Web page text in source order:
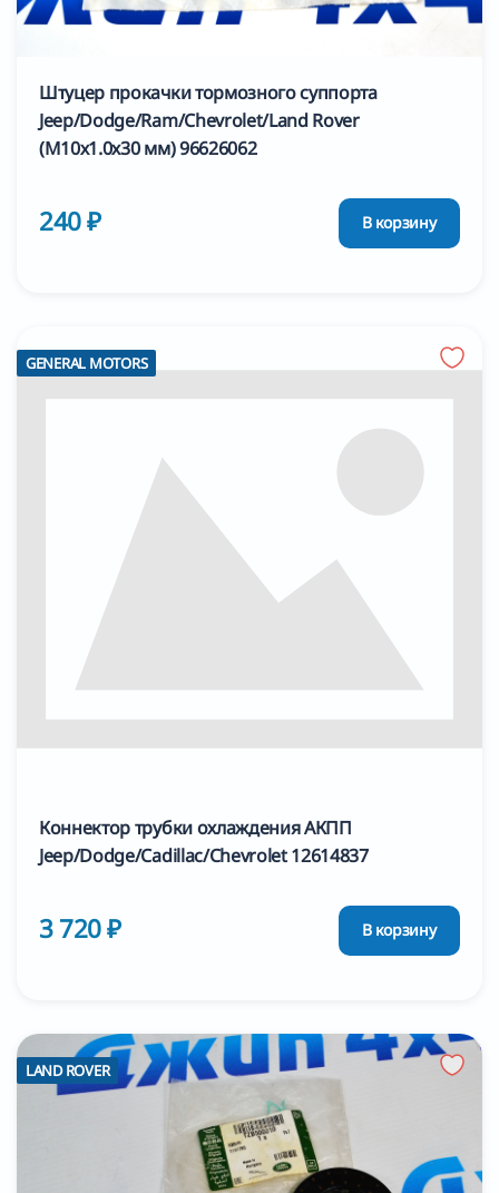
Штуцер прокачки тормозного суппорта
Jeep/Dodge/Ram/Chevrolet/Land Rover
(М10х1.0х30 мм) 96626062
240 ₽ В корзину
GENERAL MOTORS
Коннектор трубки охлаждения АКПП
Jeep/Dodge/Cadillac/Chevrolet 12614837
3 720 ₽ В корзину
LAND ROVER